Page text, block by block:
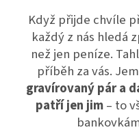
Když přijde chvíle
každý z nás hledá
než jen peníze.
příběh za vás.
gravírovaný pár a
patří jen jim– to